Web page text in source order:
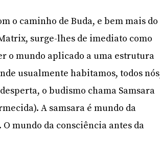
o caminho de Buda, e bem mais do
surge-lhes de imediato como
o mundo aplicado a uma estrutura
usualmente habitamos, todos
o budismo chama Samsara
A samsara é mundo da
mundo da consciência antes da